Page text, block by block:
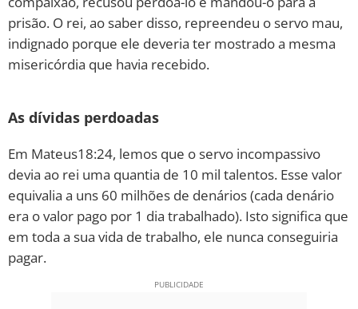
prisão. O rei, ao saber disso, repreendeu o servo mau,
indignado porque ele deveria ter mostrado a mesma
misericórdia que havia recebido.
As dívidas perdoadas
Em Mateus18:24, lemos que o servo incompassivo
devia ao rei uma quantia de 10 mil talentos. Esse valor
equivalia a uns 60 milhões de denários (cada denário
era o valor pago por 1 dia trabalhado). Isto significa que
em toda a sua vida de trabalho, ele nunca conseguiria
pagar.